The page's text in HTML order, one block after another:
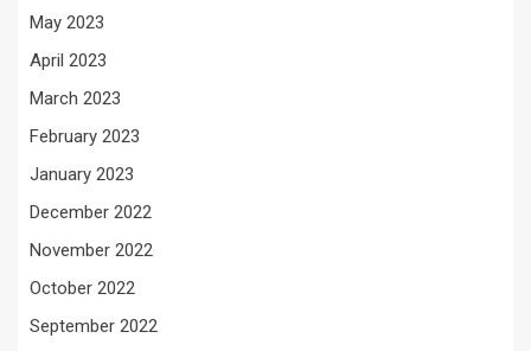
May 2023
April 2023
March 2023
February 2023
January 2023
December 2022
November 2022
October 2022
September 2022